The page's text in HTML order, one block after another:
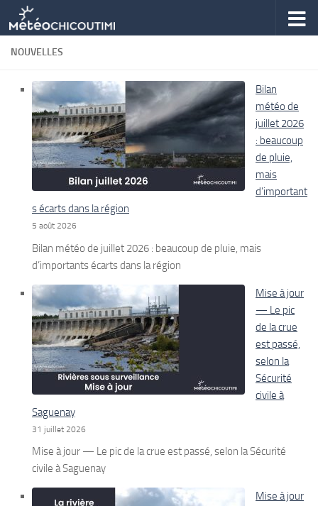
Skip to content
NOUVELLES
Bilan
météo de
juillet 2026
: beaucoup
de pluie,
mais
d’important
s écarts dans la région
5 août 2026
Bilan météo de juillet 2026 : beaucoup de pluie, mais
d’importants écarts dans la région
Mise à jour
— Le pic
de la crue
est passé,
selon la
Sécurité
civile à
Saguenay
31 juillet 2026
Mise à jour — Le pic de la crue est passé, selon la Sécurité
civile à Saguenay
Mise à jour